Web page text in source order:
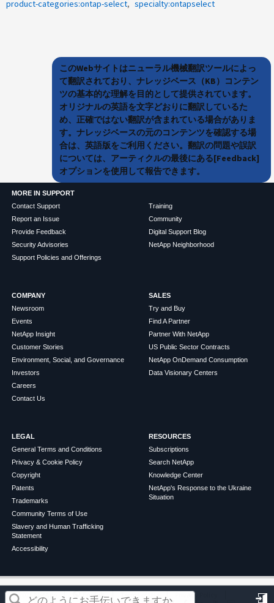
この記事は役に立ちましたか？
product-categories:ontap-select
specialty:ontapselect
このWebサイトはニューラル機械翻訳ツールによっ
て翻訳されており、ナレッジベース（KB）コンテン
ツの基本的な理解を目的として提供されています。
オリジナルの英語を文字どおりに翻訳しているた
め、正確ではない翻訳が含まれている場合がありま
す。ナレッジベースの元のコンテンツを確認する場
合は、英語版をご利用ください。翻訳の問題や誤訳
については、アーティクルの最後にある[Feedback]
オプションを使用して報告できます。
MORE IN SUPPORT
Contact Support
Report an Issue
Provide Feedback
Security Advisories
Support Policies and Offerings
Training
Community
Digital Support Blog
NetApp Neighborhood
COMPANY
Newsroom
Events
NetApp Insight
Customer Stories
Environment, Social, and Governance
Investors
Careers
Contact Us
SALES
Try and Buy
Find A Partner
Partner With NetApp
US Public Sector Contracts
NetApp OnDemand Consumption
Data Visionary Centers
LEGAL
General Terms and Conditions
Privacy & Cookie Policy
Copyright
Patents
Trademarks
Community Terms of Use
Slavery and Human Trafficking
Statement
Accessibility
RESOURCES
Subscriptions
Search NetApp
Knowledge Center
NetApp's Response to the Ukraine
Situation
©2026NetApp English Terms of Use
Privacy Policy